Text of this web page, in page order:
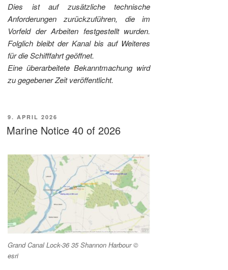
Dies ist auf zusätzliche technische
Anforderungen zurückzuführen, die im
Vorfeld der Arbeiten festgestellt wurden.
Folglich bleibt der Kanal bis auf Weiteres
für die Schifffahrt geöffnet.
Eine überarbeitete Bekanntmachung wird
zu gegebener Zeit veröffentlicht.
VERÖFFENTLICHT
AM
9. APRIL 2026
Marine Notice 40 of 2026
Grand Canal Lock-36 35 Shannon Harbour ©
esri